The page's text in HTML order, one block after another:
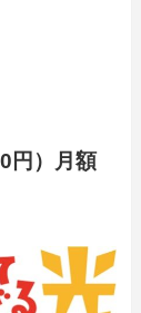
円）月額